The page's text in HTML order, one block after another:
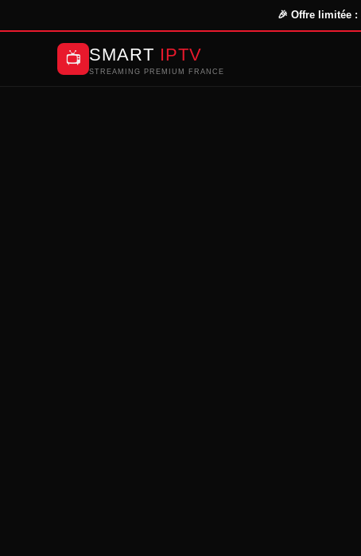
🎉 Offre limitée
📺 SMART IPTV
STREAMING PREMIUM FRANCE